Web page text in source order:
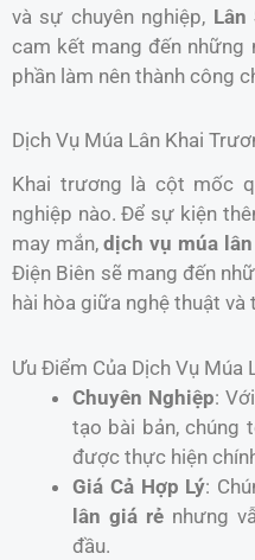
và sự chuyên nghiệp, Lân
cam kết mang đến những
phần làm nên thành công
Dịch Vụ Múa Lân Khai
Khai trương là cột mốc
nghiệp nào. Để sự kiện
may mắn,dịch vụ múa
Điện Biên sẽ mang đến
hài hòa giữa nghệ thuật và
Ưu Điểm Của Dịch Vụ Múa
Chuyên Nghiệp:
tạo bài bản, chúng
được thực hiện
Giá Cả Hợp Lý:
lân giá rẻ nhưng
đầu.